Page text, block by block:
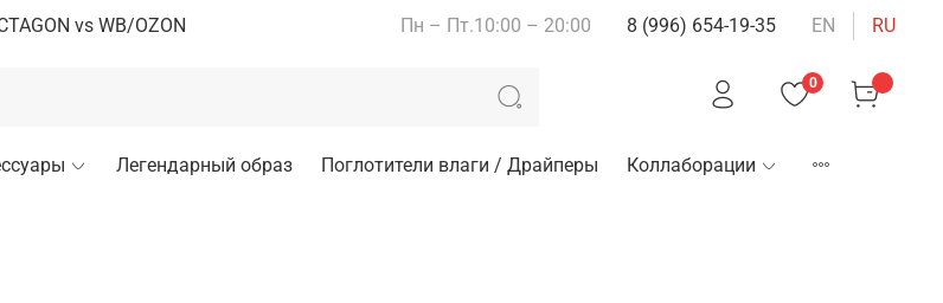
vs WB/OZON Пн – Пт.10:00 – 20:00 8 (996) 654-19-35 EN RU
0
Легендарный образ Поглотители влаги / Драйперы Коллаборации